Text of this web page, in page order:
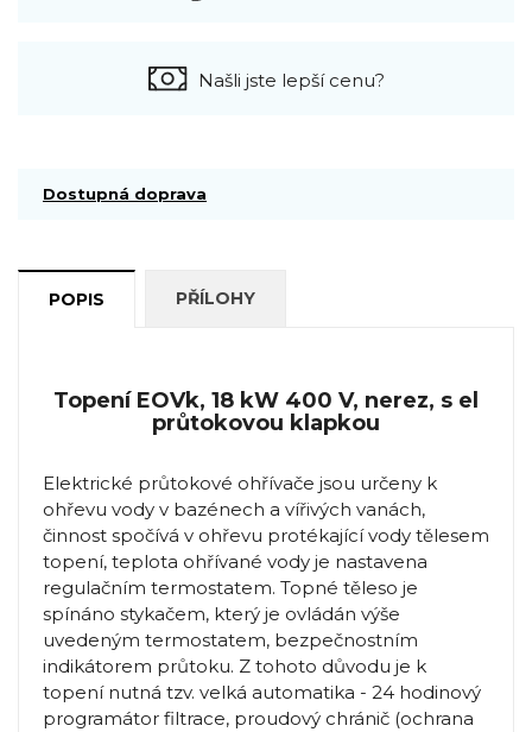
Našli jste lepší cenu?
Dostupná doprava
POPIS PŘÍLOHY
Topení EOVk, 18 kW 400 V, nerez, s el
průtokovou klapkou
Elektrické průtokové ohřívače jsou určeny k
ohřevu vody v bazénech a vířivých vanách,
činnost spočívá v ohřevu protékající vody tělesem
topení, teplota ohřívané vody je nastavena
regulačním termostatem. Topné těleso je
spínáno stykačem, který je ovládán výše
uvedeným termostatem, bezpečnostním
indikátorem průtoku. Z tohoto důvodu je k
topení nutná tzv. velká automatika - 24 hodinový
programátor filtrace, proudový chránič (ochrana